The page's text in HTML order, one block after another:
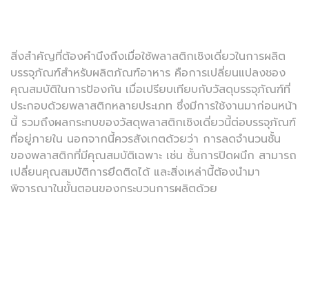
สิ่งสำคัญที่ต้องคำนึงถึงเมื่อใช้พลาสติกเชิงเดี่ยวในการผลิต
บรรจุภัณฑ์สำหรับผลิตภัณฑ์อาหาร คือการเปลี่ยนแปลงชอง
คุณสมบัติในการป้องกัน เมื่อเปรียบเทียบกับวัสดุบรรจุภัณฑ์ที่
ประกอบด้วยพลาสติกหลายประเภท ซึ่งมีการใช้งานมาก่อนหน้า
นี้ รวมถึงผลกระทบของวัสดุพลาสติกเชิงเดี่ยวนี้ต่อบรรจุภัณฑ์
ที่อยู่ภายใน นอกจากนี้ควรสังเกตด้วยว่า การลดจำนวนชั้น
ของพลาสติกที่มีคุณสมบัติเฉพาะ เช่น ชั้นการปิดผนึก สามารถ
เปลี่ยนคุณสมบัติการยึดติดได้ และสิ่งเหล่านี้ต้องนำมา
พิจารณาในขั้นตอนของกระบวนการผลิตด้วย